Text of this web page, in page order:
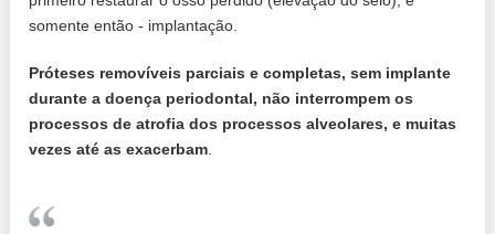
somente então - implantação.
Próteses removíveis parciais e completas, sem implante
durante a doença periodontal, não interrompem os
processos de atrofia dos processos alveolares, e muitas
vezes até as exacerbam.